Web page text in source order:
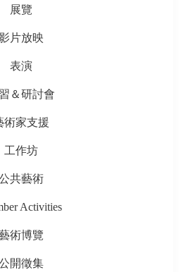
展覽
片放映
表演
＆研討會
術家支援
工作坊
共藝術
Activities
術博覽
開徵集